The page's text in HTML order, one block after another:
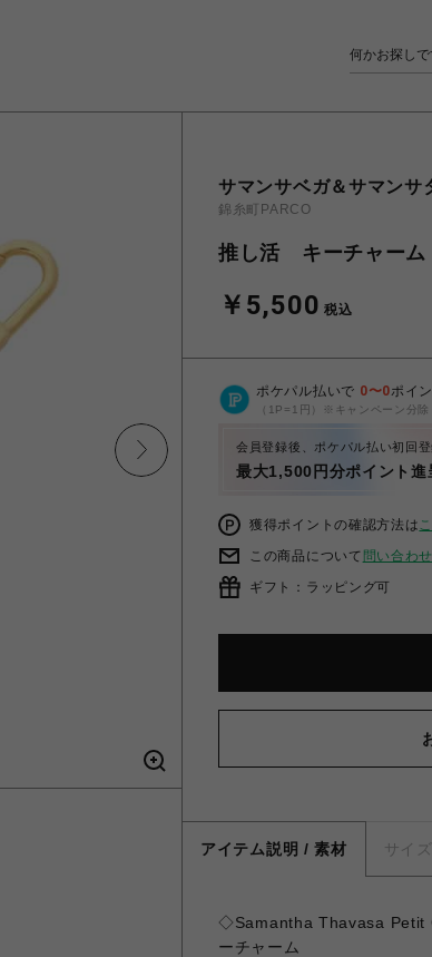
サマンサベガ＆サマンサ
錦糸町PARCO
推し活 キーチャーム
￥5,500 税込
ポケパル払いで 0〜0ポイ
（1P=1円）※キャンペーン分除
会員登録後、ポケパル払い初回
最大1,500円分ポイント進
獲得ポイントの確認方法は
この商品について 問い合わ
ギフト：ラッピング可
アイテム説明 / 素材 サイズ
◇Samantha Thavasa Petit
ーチャーム